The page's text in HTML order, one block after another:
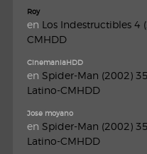
Roy
en Los Indestructibles 4
CMHDD
CinemaniaHDD
en Spider-Man (2002)
Latino-CMHDD
Jose moyano
en Spider-Man (2002)
Latino-CMHDD